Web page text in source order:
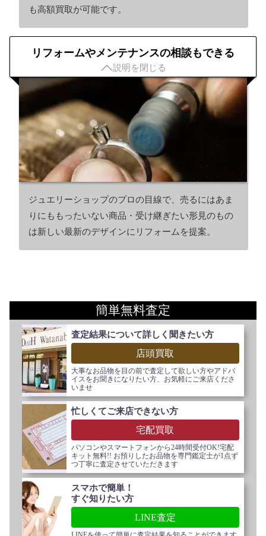
も高額買取が可能です。
リフォームやメンテナンスの相談もできる
説明を閉じる
ジュエリーショップのプロの目線で、売るにはあま
りにももったいない商品・受け継ぎたい形見のもの
は新しい最新のデザインにリフォームを提案。
簡単無料査定
査定結果について詳しく聞きたい方
店頭買取
大事なお品物を目の前で査定して欲しい方やアドバ
イスをお聞きになりたい方、お気軽にご来店くださ
いませ
忙しくてご来店できない方
宅配買取
パソコンやスマートフォンから24時間受付OK!宅配
キット無料!! お預りしたお品物を専門鑑定士が1点ず
つ丁寧に査定させていただきます
スマホで簡単！
すぐ知りたい方
LINE査定